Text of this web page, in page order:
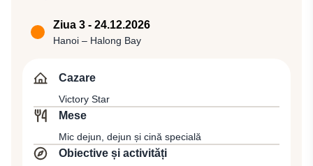
doilea oraş ca mărime din Vietnam, a cărui arhitectură
s-a dezvoltat în perioada secolelor XIX - XX, prilej cu
francez a rămas în mare parte intactă. Vom vedea
(exterior), situate în centrul Pieţei Ba Dinh, locul de
unde liderul vietnamez a citit Proclamaţia de
Independenţă a Vietnamului la 2 septembrie 1945,
punând astfel bazele Republicii Democratice
Ziua 3 - 24.12.2026
Hanoi – Halong Bay
Cazare
Victory Star
Mese
Mic dejun, dejun și cină specială
Obiective și activități